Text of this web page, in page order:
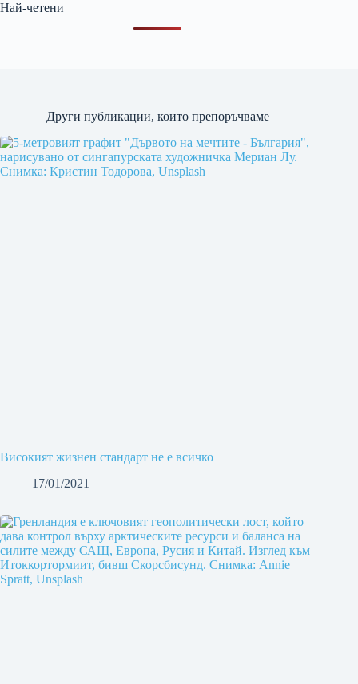
Най-четени
Други публикации, които препоръчваме
Високият жизнен стандарт не е всичко
17/01/2021